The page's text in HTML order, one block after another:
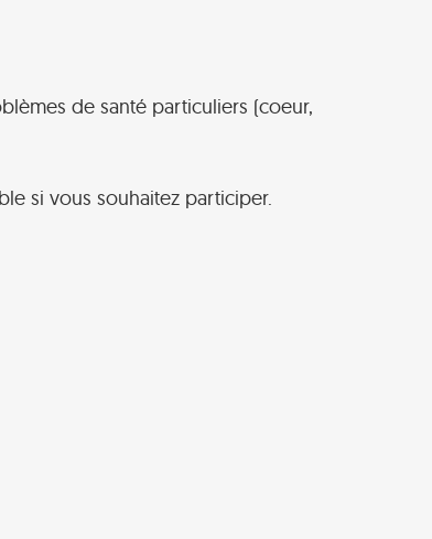
de santé particuliers (coeur,
si vous souhaitez participer.